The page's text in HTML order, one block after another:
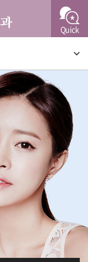
Quick